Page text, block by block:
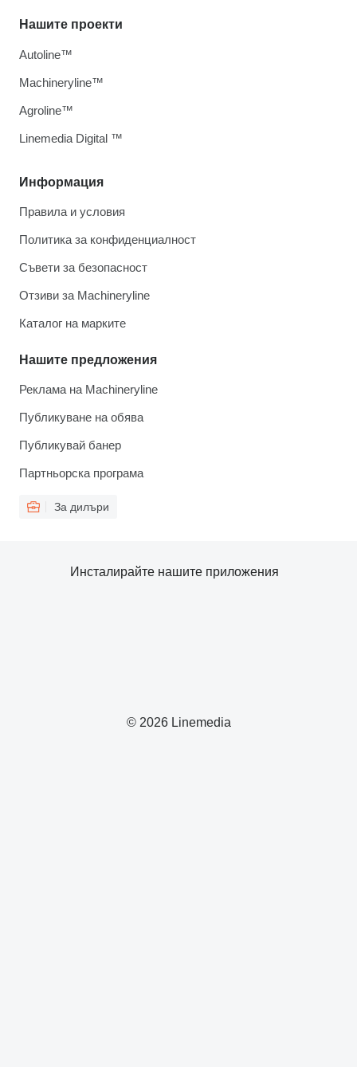
Информация
Правила и условия
Политика за конфиденциалност
Съвети за безопасност
Отзиви за Machineryline
Каталог на марките
Нашите предложения
Реклама на Machineryline
Публикуване на обява
Публикувай банер
Партньорска програма
За дилъри
Нашите проекти
Autoline™
Machineryline™
Agroline™
Linemedia Digital ™
© 2026 Linemedia
Инсталирайте нашите приложения